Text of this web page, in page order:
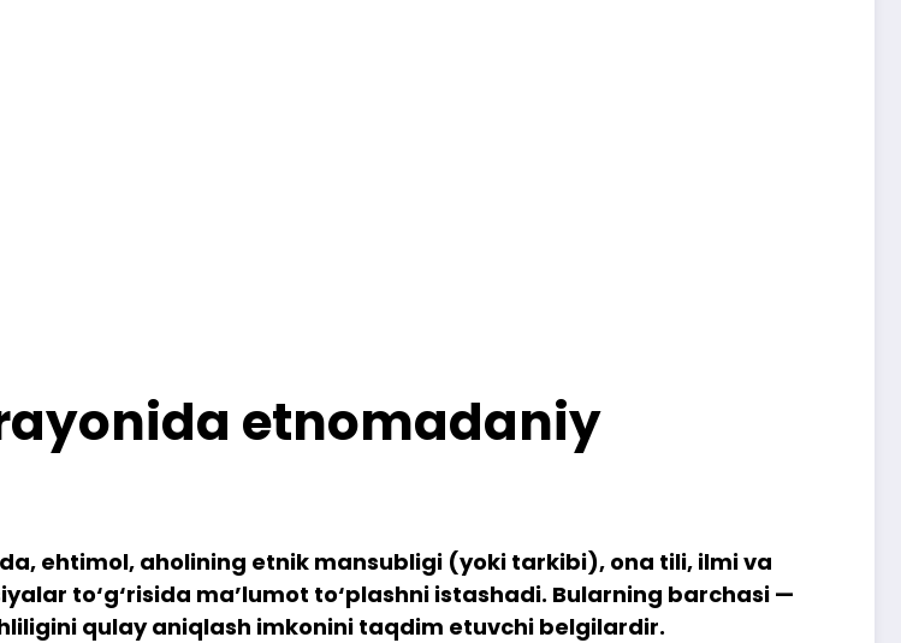
etnomadaniy
ehtimol, aholining etnik mansubligi (yoki tarkibi), ona tili, ilmi va
to‘g‘risida ma’lumot to‘plashni istashadi. Bularning barchasi —
qulay aniqlash imkonini taqdim etuvchi belgilardir.